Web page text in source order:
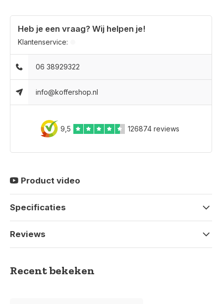
Heb je een vraag? Wij helpen je!
Klantenservice:
06 38929322
info@koffershop.nl
9,5 126874 reviews
Product video
Specificaties
Reviews
Recent bekeken